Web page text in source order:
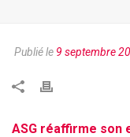
Publié le 9 septembre
ASG réaffirme son